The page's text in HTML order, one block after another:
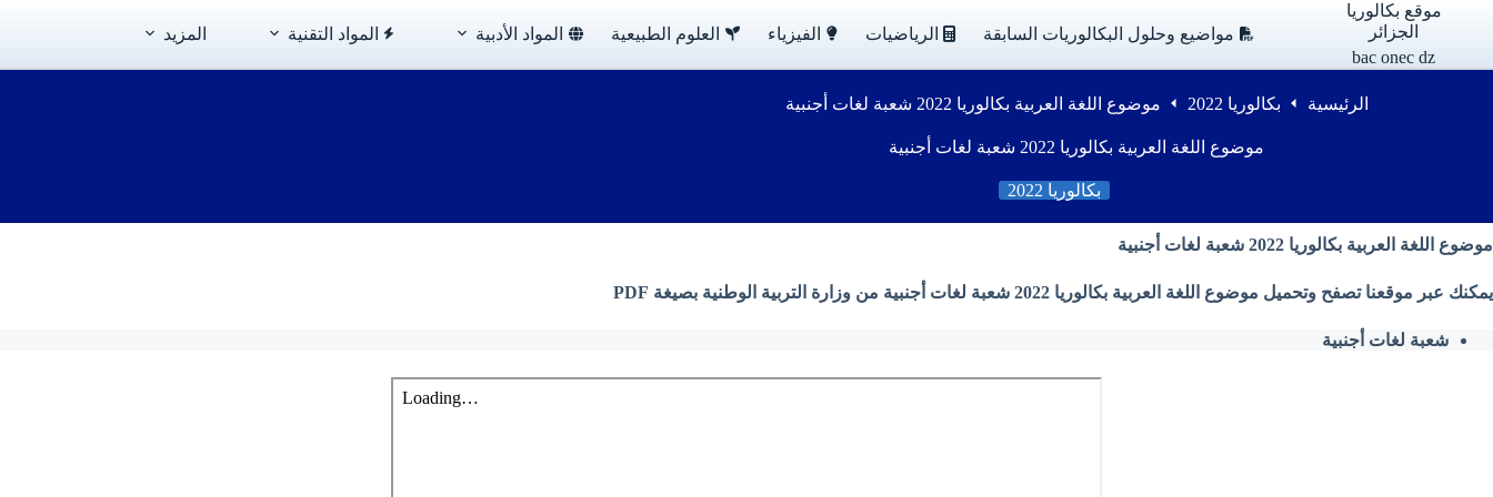
موقع بكالوريا
الجزائر
bac onec dz
مواضيع وحلول البكالوريات السابقة الرياضيات الفيزياء العلوم الطبيعية المواد الأدبية المواد التقنية المزيد
الرئيسية بكالوريا 2022 موضوع اللغة العربية بكالوريا 2022 شعبة لغات أجنبية
موضوع اللغة العربية بكالوريا 2022 شعبة لغات أجنبية
بكالوريا 2022
موضوع اللغة العربية بكالوريا 2022 شعبة لغات أجنبية
يمكنك عبر موقعنا تصفح وتحميل موضوع اللغة العربية بكالوريا 2022 شعبة لغات أجنبية من وزارة التربية الوطنية بصيغة PDF
شعبة لغات أجنبية